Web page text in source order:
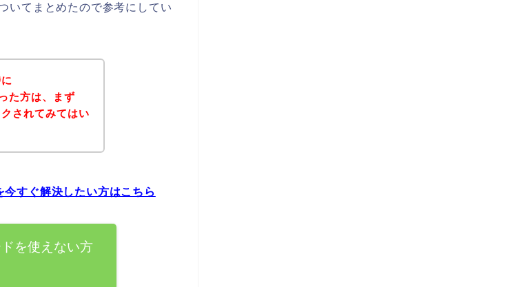
いてまとめたので参考にしてい
た方は、まず
されてみてはい
すぐ解決したい方はこちら
を使えない方